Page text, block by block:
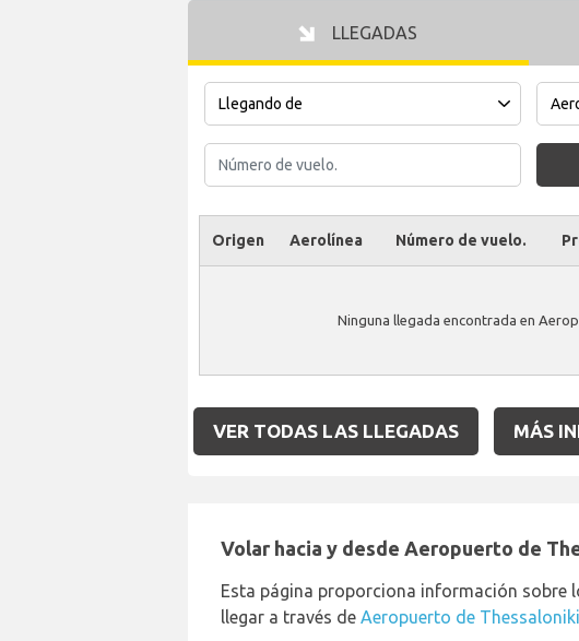
LLEGADAS
Origen Aerolínea Número de vuelo.
Ninguna llegada encontrada en
VER TODAS LAS LLEGADAS MÁS
Volar hacia y desde Aeropuerto de
Esta página proporciona información sobre
llegar a través de Aeropuerto de Thessaloniki